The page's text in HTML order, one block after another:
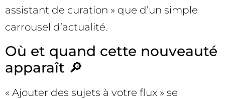
assistant de curation » que d’un simple
carrousel d’actualité.
Où et quand cette nouveauté
apparaît 🔎
« Ajouter des sujets à votre flux » se